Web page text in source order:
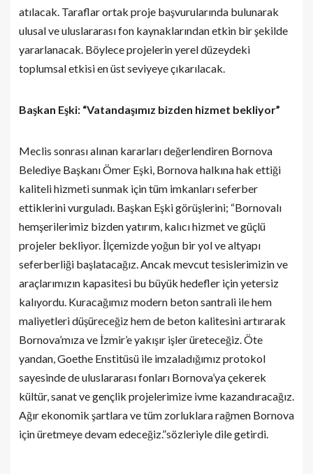
atılacak. Taraflar ortak proje başvurularında bulunarak
ulusal ve uluslararası fon kaynaklarından etkin bir şekilde
yararlanacak. Böylece projelerin yerel düzeydeki
toplumsal etkisi en üst seviyeye çıkarılacak.
Başkan Eşki: “Vatandaşımız bizden hizmet bekliyor”
Meclis sonrası alınan kararları değerlendiren Bornova
Belediye Başkanı Ömer Eşki, Bornova halkına hak ettiği
kaliteli hizmeti sunmak için tüm imkanları seferber
ettiklerini vurguladı. Başkan Eşki görüşlerini; “Bornovalı
hemşerilerimiz bizden yatırım, kalıcı hizmet ve güçlü
projeler bekliyor. İlçemizde yoğun bir yol ve altyapı
seferberliği başlatacağız. Ancak mevcut tesislerimizin ve
araçlarımızın kapasitesi bu büyük hedefler için yetersiz
kalıyordu. Kuracağımız modern beton santrali ile hem
maliyetleri düşüreceğiz hem de beton kalitesini artırarak
Bornova’mıza ve İzmir’e yakışır işler üreteceğiz. Öte
yandan, Goethe Enstitüsü ile imzaladığımız protokol
sayesinde de uluslararası fonları Bornova’ya çekerek
kültür, sanat ve gençlik projelerimize ivme kazandıracağız.
Ağır ekonomik şartlara ve tüm zorluklara rağmen Bornova
için üretmeye devam edeceğiz.”sözleriyle dile getirdi.